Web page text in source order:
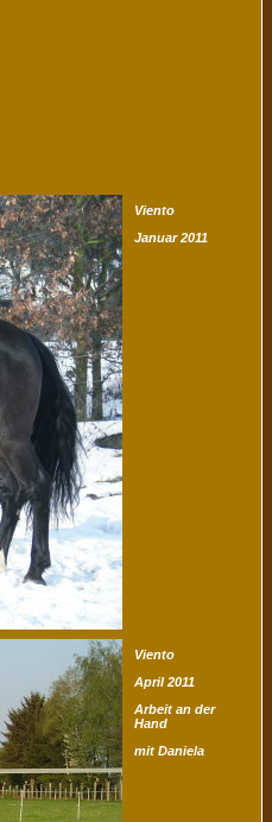
Viento
Januar 2011
Viento
April 2011
Arbeit an der
Hand
mit Daniela